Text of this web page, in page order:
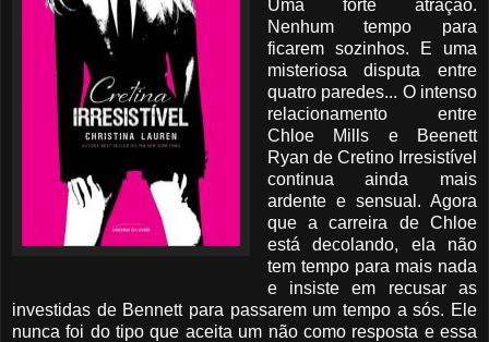
Uma forte atração.
Nenhum tempo para
ficarem sozinhos. E uma
misteriosa disputa entre
quatro paredes... O intenso
relacionamento entre
Chloe Mills e Beenett
Ryan de Cretino Irresistível
continua ainda mais
ardente e sensual. Agora
que a carreira de Chloe
está decolando, ela não
tem tempo para mais nada
e insiste em recusar as
investidas de Bennett para passarem um tempo a sós. Ele
nunca foi do tipo que aceita um não como resposta e essa